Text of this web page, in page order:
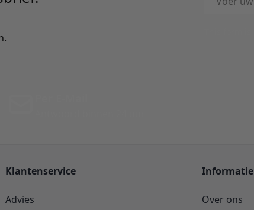
Klantenservice
Advies
Informatie
Over ons